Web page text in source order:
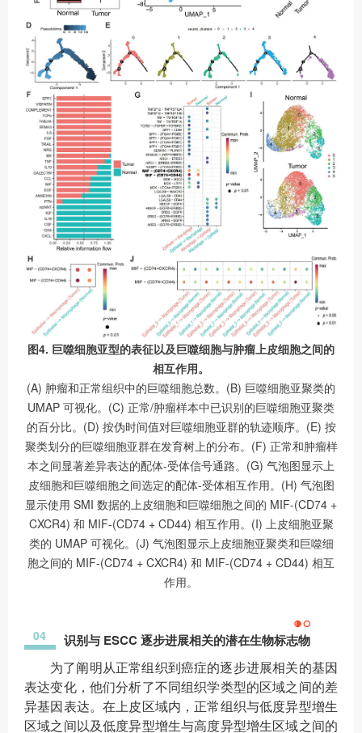
图4. 巨噬细胞亚型的表征以及巨噬细胞与肿瘤上皮细胞之间的
相互作用。
(A) 肿瘤和正常组织中的巨噬细胞总数。(B) 巨噬细胞亚聚类的
UMAP 可视化。(C) 正常/肿瘤样本中已识别的巨噬细胞亚聚类
的百分比。(D) 按伪时间值对巨噬细胞亚群的轨迹顺序。(E) 按
聚类划分的巨噬细胞亚群在发育树上的分布。(F) 正常和肿瘤样
本之间显著差异表达的配体-受体信号通路。(G) 气泡图显示上
皮细胞和巨噬细胞之间选定的配体-受体相互作用。(H) 气泡图
显示使用 SMI 数据的上皮细胞和巨噬细胞之间的 MIF-(CD74 +
CXCR4) 和 MIF-(CD74 + CD44) 相互作用。(I) 上皮细胞亚聚
类的 UMAP 可视化。(J) 气泡图显示上皮细胞亚聚类和巨噬细
胞之间的 MIF-(CD74 + CXCR4) 和 MIF-(CD74 + CD44) 相互
作用。
04 识别与 ESCC 逐步进展相关的潜在生物标志物
为了阐明从正常组织到癌症的逐步进展相关的基因
表达变化，他们分析了不同组织学类型的区域之间的差
异基因表达。在上皮区域内，正常组织与低度异型增生
区域之间以及低度异型增生与高度异型增生区域之间的